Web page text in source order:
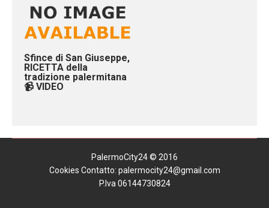
Sfince di San Giuseppe,
RICETTA della
tradizione palermitana
📹 VIDEO
PalermoCity24 © 2016
Cookies Contatto: palermocity24@gmail.com
P.Iva 06144730824